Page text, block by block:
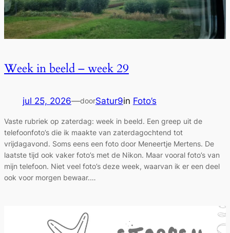
Week in beeld – week 29
jul 25, 2026—doorSatur9in Foto’s
Vaste rubriek op zaterdag: week in beeld. Een greep uit de
telefoonfoto’s die ik maakte van zaterdagochtend tot
vrijdagavond. Soms eens een foto door Meneertje Mertens. De
laatste tijd ook vaker foto’s met de Nikon. Maar vooral foto’s van
mijn telefoon. Niet veel foto’s deze week, waarvan ik er een deel
ook voor morgen bewaar.…